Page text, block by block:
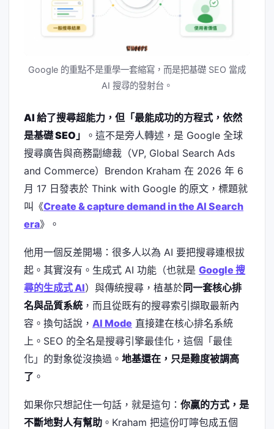
Google 的重點不是重學一套縮寫，而是把基礎 SEO 當成
AI 搜尋的發射台。
AI 給了搜尋超能力，但「最能成功的方程式，依然
是基礎 SEO」
。這不是旁人轉述，是 Google 全球
搜尋廣告與商務副總裁（VP, Global Search Ads
and Commerce）Brendon Kraham 在 2026 年 6
月 17 日發表於 Think with Google 的原文，標題就
叫《Create & capture demand in the AI Search
era》。
他用一個反差開場：很多人以為 AI 要把搜尋連根拔
起。其實沒有。生成式 AI 功能（也就是 Google 搜
尋的生成式 AI）與傳統搜尋，植基於同一套核心排
名與品質系統 ，而且從既有的搜尋索引擷取最新內
容。換句話說， AI Mode 直接建在核心排名系統
上。SEO 的全名是搜尋引擎最佳化，這個「最佳
化」的對象從沒換過。 地基還在，只是難度被調高
了 。
如果你只想記住一句話，就是這句： 你贏的方式，是
不斷地對人有幫助 。Kraham 把這份叮嚀包成五個